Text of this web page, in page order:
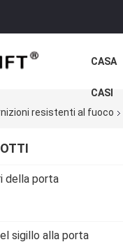
CASA
CASI
resistenti al fuoco
della porta
sigillo alla porta